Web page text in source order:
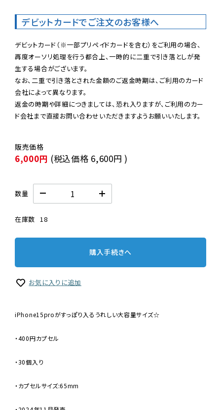
デビットカードでご注文のお客様へ
デビットカード（※一部プリペイドカードを含む）をご利用の場合、
再度オーソリ処理を行う都合上、一時的に二重で引き落としが発
生する場合がございます。
なお、二重で引き落とされた金額のご返金時期は、ご利用のカード
会社によって異なります。
返金の時期や詳細につきましては、恐れ入りますが、ご利用のカー
ド会社まで直接お問い合わせいただきますようお願いいたします。
6,000円 (税込価格 6,600円 )
数量
在庫数 18
購入手続きへ
お気に入りに追加
iPhone15proがすっぽり入るうれしい大容量サイズ☆
・400円カプセル
・30個入り
・カプセルサイズ:65mm